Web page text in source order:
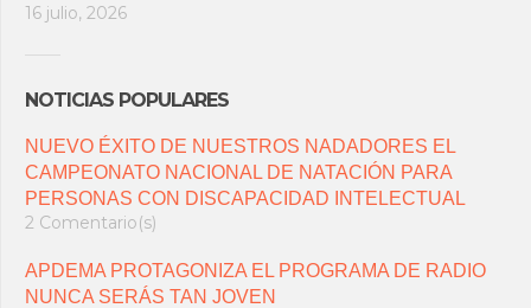
16 julio, 2026
NOTICIAS POPULARES
NUEVO ÉXITO DE NUESTROS NADADORES EL
CAMPEONATO NACIONAL DE NATACIÓN PARA
PERSONAS CON DISCAPACIDAD INTELECTUAL
2 Comentario(s)
APDEMA PROTAGONIZA EL PROGRAMA DE RADIO
NUNCA SERÁS TAN JOVEN